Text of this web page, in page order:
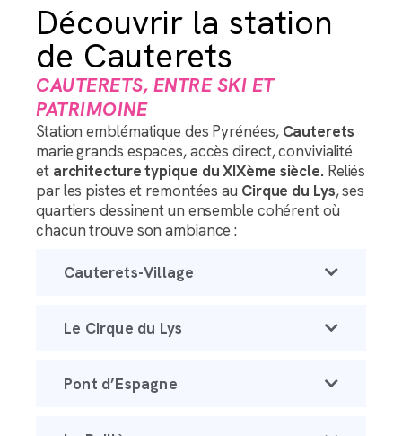
Découvrir la station
de Cauterets
CAUTERETS, ENTRE SKI ET
PATRIMOINE
Station emblématique des Pyrénées, Cauterets
marie grands espaces, accès direct, convivialité
et architecture typique du XIXème siècle. Reliés
par les pistes et remontées au Cirque du Lys, ses
quartiers dessinent un ensemble cohérent où
chacun trouve son ambiance :
Cauterets-Village
Le Cirque du Lys
Pont d’Espagne